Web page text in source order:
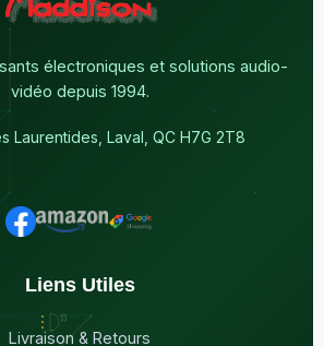
électroniques et solutions audio-
vidéo depuis 1994.
Laurentides, Laval, QC H7G 2T8
Liens Utiles
Livraison & Retours